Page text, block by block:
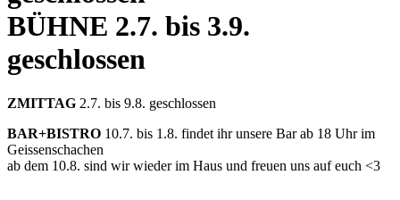
BÜHNE 2.7. bis 3.9.
geschlossen
ZMITTAG 2.7. bis 9.8. geschlossen
BAR+BISTRO 10.7. bis 1.8. findet ihr unsere Bar ab 18 Uhr im
Geissenschachen
ab dem 10.8. sind wir wieder im Haus und freuen uns auf euch <3